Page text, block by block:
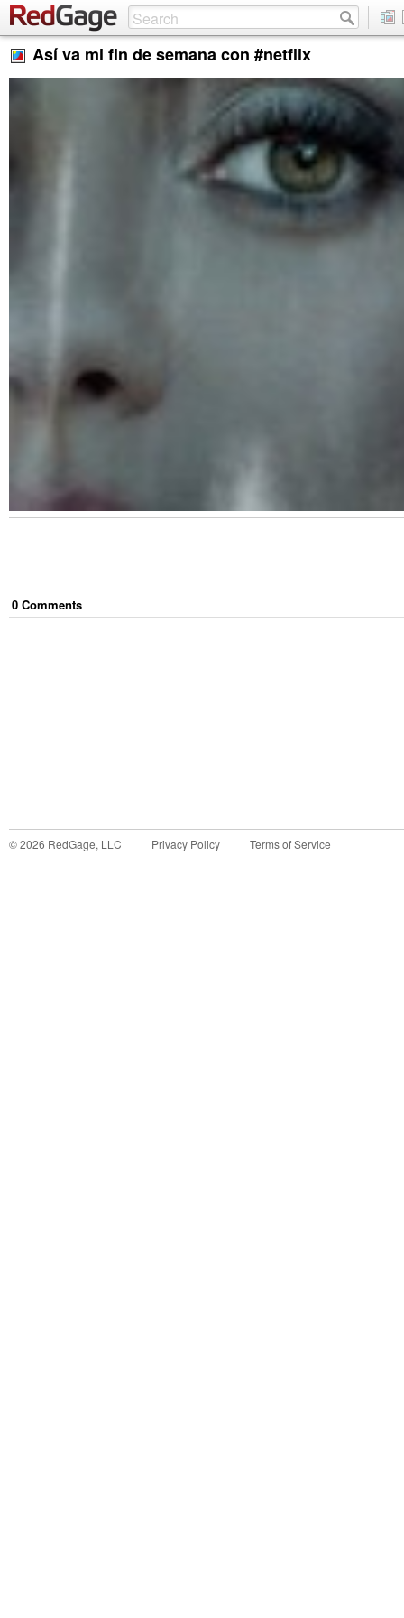
Así va mi fin de semana con #netflix
0 Comments
©2026 RedGage, LLC Privacy Policy Terms of Service